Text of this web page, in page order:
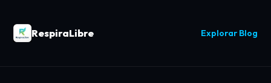
RespiraLibre Explorar Blog